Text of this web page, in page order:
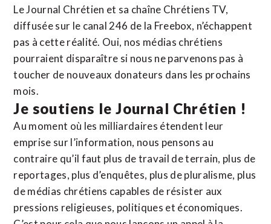
Le Journal Chrétien et sa chaîne Chrétiens TV,
diffusée sur le canal 246 de la Freebox, n’échappent
pas à cette réalité. Oui, nos médias chrétiens
pourraient disparaître si nous ne parvenons pas à
toucher de nouveaux donateurs dans les prochains
mois.
Je soutiens le Journal Chrétien !
Au moment où les milliardaires étendent leur
emprise sur l’information, nous pensons au
contraire qu’il faut plus de travail de terrain, plus de
reportages, plus d’enquêtes, plus de pluralisme, plus
de médias chrétiens capables de résister aux
pressions religieuses, politiques et économiques.